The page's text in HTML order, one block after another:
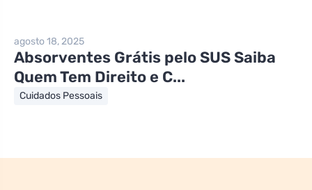
agosto 18, 2025
Absorventes Grátis pelo SUS Saiba
Quem Tem Direito e C...
Cuidados Pessoais